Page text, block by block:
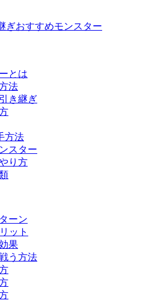
ぎおすすめモンスター
とは
法
き継ぎ
方法
スター
り方
ーン
ット
果
う方法